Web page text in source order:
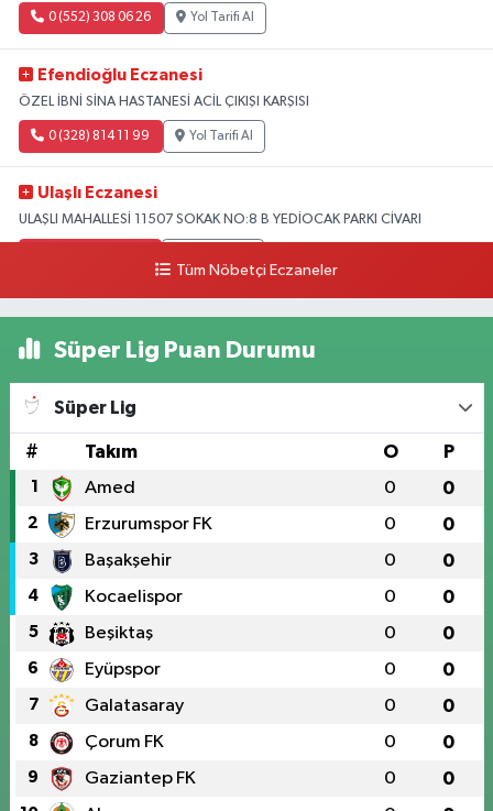
0 (552) 308 06 26 Yol Tarifi Al
Efendioğlu Eczanesi
ÖZEL İBNİ SİNA HASTANESİ ACİL ÇIKIŞI KARŞISI
0 (328) 814 11 99 Yol Tarifi Al
Ulaşlı Eczanesi
ULAŞLI MAHALLESİ 11507 SOKAK NO:8 B YEDİOCAK PARKI CİVARI
Tüm Nöbetçi Eczaneler
Süper Lig Puan Durumu
Süper Lig
# Takım O P
1 Amed 0 0
2 Erzurumspor FK 0 0
3 Başakşehir 0 0
4 Kocaelispor 0 0
5 Beşiktaş 0 0
6 Eyüpspor 0 0
7 Galatasaray 0 0
8 Çorum FK 0 0
9 Gaziantep FK 0 0